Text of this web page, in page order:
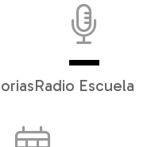
Radio Escuela